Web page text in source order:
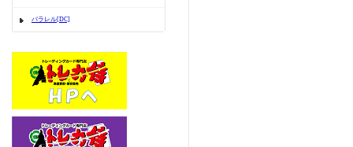
パラレル[DC]